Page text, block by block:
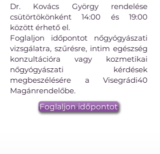
Dr. Kovács György rendelése
csütörtökönként 14:00 és 19:00
között érhető el.
Foglaljon időpontot nőgyógyászati
vizsgálatra, szűrésre, intim egészség
konzultációra vagy kozmetikai
nőgyógyászati kérdések
megbeszélésére a Visegrádi40
Magánrendelőbe.
Foglaljon időpontot